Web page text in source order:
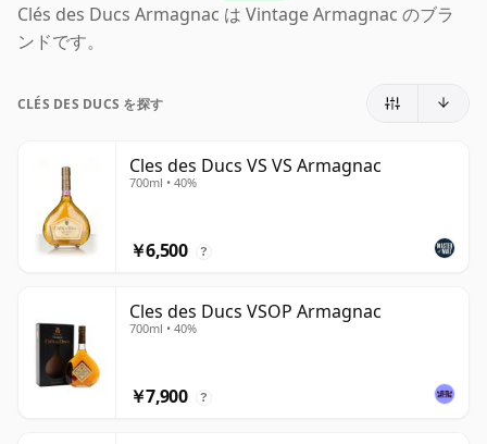
Clés des Ducs Armagnac は Vintage Armagnac のブラ
ンドです。
CLÉS DES DUCS を探す
Cles des Ducs VS VS Armagnac
700ml • 40%
￥6,500 ?
Cles des Ducs VSOP Armagnac
700ml • 40%
￥7,900 ?